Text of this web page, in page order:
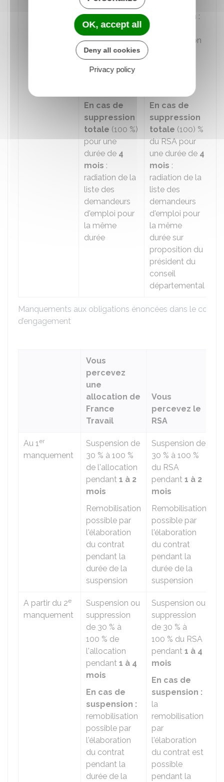
Manquements aux obligations énoncées dans le
d’engagement
En cas de
suspension :
remobilisation
possible
pendant la
durée de la
En cas de
suppression
totale (100 %)
pour une
durée de 4
mois :
radiation de la
liste des
demandeurs
d'emploi pour
la même
durée
suspension :
la
remobilisation
En cas de
suppression
totale (100) %
du RSA pour
une durée de 4
mois :
radiation de la
liste des
demandeurs
d'emploi pour
la même
durée sur
proposition du
président du
conseil
départemental
Vous
percevez
une
allocation de
France
Travail
Vous
percevez le
RSA
Au 1er
manquement
Suspension de
30 % à 100 %
de l'allocation
pendant 1 à 2
mois
Remobilisation
possible par
l'élaboration
du contrat
pendant la
durée de la
suspension
Suspension de
30 % à 100 %
du RSA
pendant 1 à 2
mois
Remobilisation
possible par
l'élaboration
du contrat
pendant la
durée de la
suspension
A partir du 2e
manquement
Suspension ou
suppression
de 30 % à
100 % de
l'allocation
pendant 1 à 4
mois
En cas de
suspension :
remobilisation
possible par
l'élaboration
du contrat
pendant la
durée de la
Suspension ou
suppression
de 30 % à
100 % du RSA
pendant 1 à 4
mois
En cas de
suspension :
la
remobilisation
par
l'élaboration
du contrat est
possible
pendant la
OK, accept all
Deny all cookies
Privacy policy